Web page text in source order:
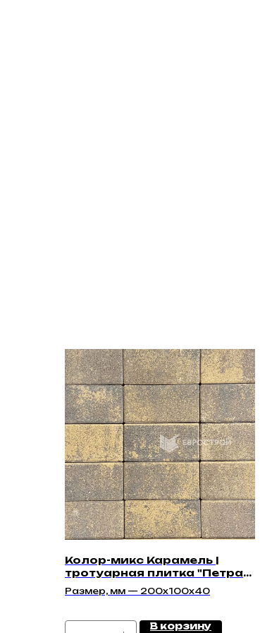
Колор-микс Карамель |
тротуарная плитка "Петра
40мм" | Гладкая
Размер, мм — 200x100x40
В корзину